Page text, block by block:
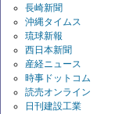
長崎新聞
沖縄タイムス
琉球新報
西日本新聞
産経ニュース
時事ドットコム
読売オンライン
日刊建設工業